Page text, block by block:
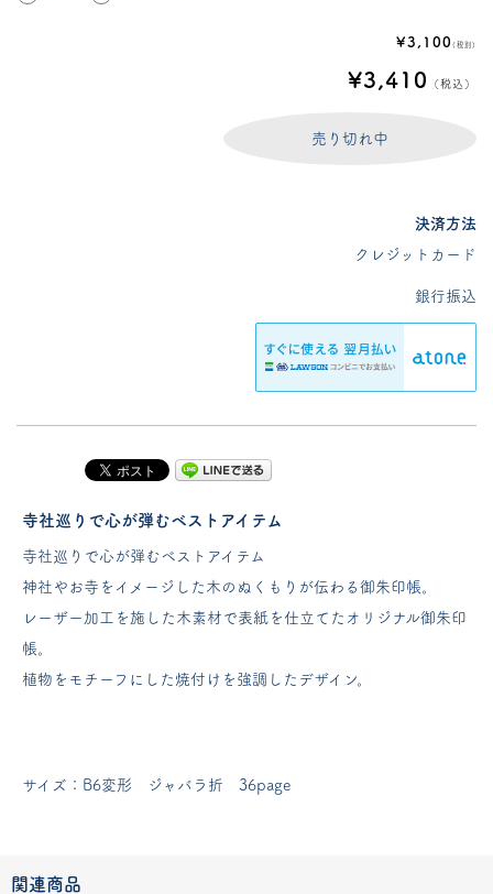
¥3,100(税別)
¥3,410 （税込）
売り切れ中
決済方法
クレジットカード
銀行振込
寺社巡りで心が弾むベストアイテム
寺社巡りで心が弾むベストアイテム
神社やお寺をイメージした木のぬくもりが伝わる御朱印帳。
レーザー加工を施した木素材で表紙を仕立てたオリジナル御朱印
帳。
植物をモチーフにした焼付けを強調したデザイン。
サイズ：B6変形 ジャバラ折 36page
関連商品